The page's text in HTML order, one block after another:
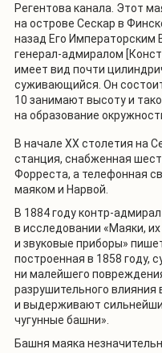
Регентова канала. Этот
на острове Сескар в
назад Его Императорским
генерал-адмиралом
имеет вид почти
суживающийся. Он
10 занимают высоту и
на образование
В начале XX столетия на
станция, снабженная
Форреста, а телефонная
маяком и Нарвой.
В 1884 году контр-
в исследовании «Маяки,
и звуковые приборы»
построенная в 1858 году,
ни малейшего
разрушительного влияния
и выдерживают
чугунные башни».
Башня маяка